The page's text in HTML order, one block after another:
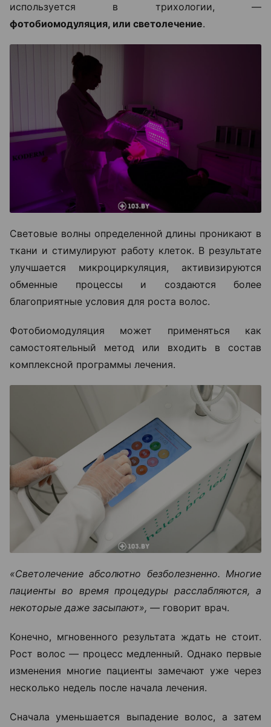
используется в трихологии, —
фотобиомодуляция, или светолечение.
Световые волны определенной длины проникают в
ткани и стимулируют работу клеток. В результате
улучшается микроциркуляция, активизируются
обменные процессы и создаются более
благоприятные условия для роста волос.
Фотобиомодуляция может применяться как
самостоятельный метод или входить в состав
комплексной программы лечения.
«Светолечение абсолютно безболезненно. Многие
пациенты во время процедуры расслабляются, а
некоторые даже засыпают», — говорит врач.
Конечно, мгновенного результата ждать не стоит.
Рост волос — процесс медленный. Однако первые
изменения многие пациенты замечают уже через
несколько недель после начала лечения.
Сначала уменьшается выпадение волос, а затем